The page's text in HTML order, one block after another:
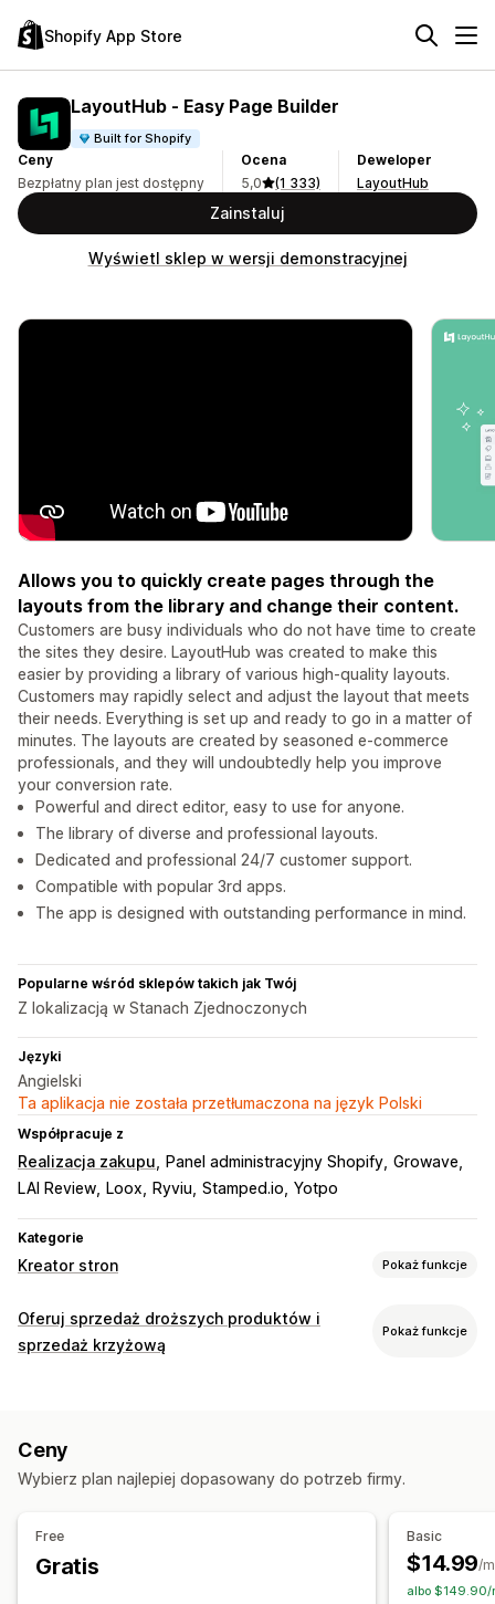
Shopify App Store
LayoutHub ‑ Easy Page Builder
Built for Shopify
Ceny
Bezpłatny plan jest dostępny
Ocena
5,0
(1 333)
Deweloper
LayoutHub
Zainstaluj
Wyświetl sklep w wersji demonstracyjnej
Allows you to quickly create pages through the
layouts from the library and change their content.
Customers are busy individuals who do not have time to create
the sites they desire. LayoutHub was created to make this
easier by providing a library of various high-quality layouts.
Customers may rapidly select and adjust the layout that meets
their needs. Everything is set up and ready to go in a matter of
minutes. The layouts are created by seasoned e-commerce
professionals, and they will undoubtedly help you improve
your conversion rate.
Powerful and direct editor, easy to use for anyone.
The library of diverse and professional layouts.
Dedicated and professional 24/7 customer support.
Compatible with popular 3rd apps.
The app is designed with outstanding performance in mind.
Popularne wśród sklepów takich jak Twój
Z lokalizacją w Stanach Zjednoczonych
Języki
Angielski
Ta aplikacja nie została przetłumaczona na język Polski
Współpracuje z
Realizacja zakupu Panel administracyjny Shopify Growave
LAI Review
Loox Ryviu Stamped.io Yotpo
Kategorie
Kreator stron Pokaż funkcje
Rodzaje stron
Strony docelowe Strony główne
Strony prasowe
Strony z informacjami prawnymi
Strony cennika
Zarządzanie stronami
Oferuj sprzedaż droższych produktów i
sprzedaż krzyżową
Pokaż funkcje
Pasek postępu
Niestandardowy HTML Edytor „przeciągnij i upuść”
Ceny
Wybierz plan najlepiej dopasowany do potrzeb firmy.
Free
Gratis
Basic
$14.99/
albo $149.90/